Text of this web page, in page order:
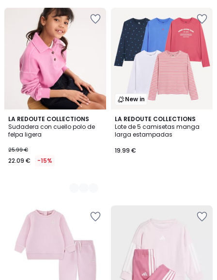
descuento
aplicado.
LA REDOUTE COLLECTIONS
Sudadera con cuello polo de
felpa ligera
25.99 €
22.09 € -15%
2
Colores
New in
LA REDOUTE COLLECTIONS
Lote de 5 camisetas manga
larga estampadas
19.99 €